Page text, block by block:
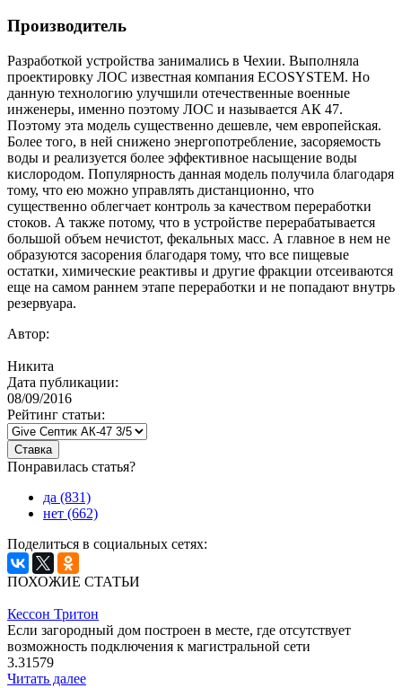
Производитель
Разработкой устройства занимались в Чехии. Выполняла
проектировку ЛОС известная компания ECOSYSTEM. Но
данную технологию улучшили отечественные военные
инженеры, именно поэтому ЛОС и называется АК 47.
Поэтому эта модель существенно дешевле, чем европейская.
Более того, в ней снижено энергопотребление, засоряемость
воды и реализуется более эффективное насыщение воды
кислородом. Популярность данная модель получила благодаря
тому, что ею можно управлять дистанционно, что
существенно облегчает контроль за качеством переработки
стоков. А также потому, что в устройстве перерабатывается
большой объем нечистот, фекальных масс. А главное в нем не
образуются засорения благодаря тому, что все пищевые
остатки, химические реактивы и другие фракции отсеиваются
еще на самом раннем этапе переработки и не попадают внутрь
резервуара.
Автор:
Никита
Дата публикации:
08/09/2016
Рейтинг статьи:
Понравилась статья?
да (831)
нет (662)
Поделиться в социальных сетях:
ПОХОЖИЕ СТАТЬИ
Кессон Тритон
Если загородный дом построен в месте, где отсутствует
возможность подключения к магистральной сети
3.31579
Читать далее